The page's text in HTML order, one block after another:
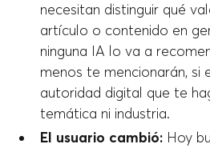
necesitan distinguir qué
artículo o contenido en
ninguna IA lo va a
menos te mencionarán, si
autoridad digital que te
temática ni industria.
El usuario cambió: Hoy